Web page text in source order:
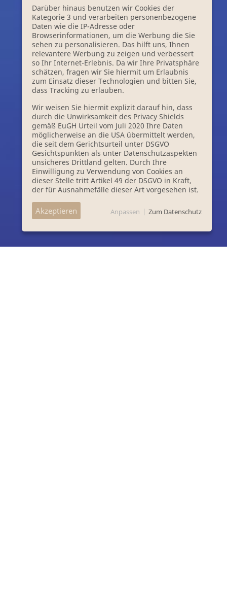
Darüber hinaus benutzen wir Cookies der
Kategorie 3 und verarbeiten personenbezogene
Daten wie die IP-Adresse oder
Browserinformationen, um die Werbung die Sie
sehen zu personalisieren. Das hilft uns, Ihnen
relevantere Werbung zu zeigen und verbessert
so Ihr Internet-Erlebnis. Da wir Ihre Privatsphäre
schätzen, fragen wir Sie hiermit um Erlaubnis
zum Einsatz dieser Technologien und bitten Sie,
dass Tracking zu erlauben.
Wir weisen Sie hiermit explizit darauf hin, dass
durch die Unwirksamkeit des Privacy Shields
gemäß EuGH Urteil vom Juli 2020 Ihre Daten
möglicherweise an die USA übermittelt werden,
die seit dem Gerichtsurteil unter DSGVO
Gesichtspunkten als unter Datenschutzaspekten
unsicheres Drittland gelten. Durch Ihre
Einwilligung zu Verwendung von Cookies an
dieser Stelle tritt Artikel 49 der DSGVO in Kraft,
der für Ausnahmefälle dieser Art vorgesehen ist.
Akzeptieren Anpassen | Zum Datenschutz